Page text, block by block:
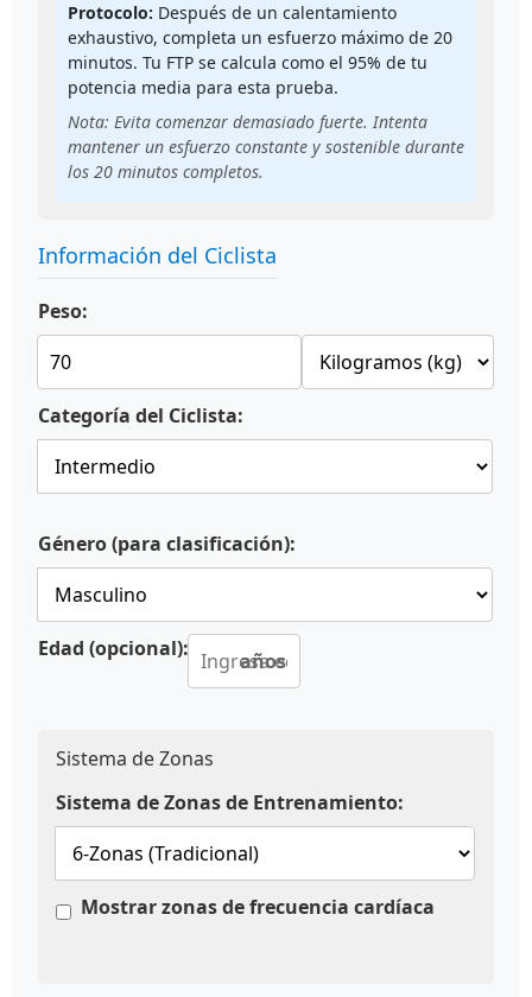
Protocolo: Después de un calentamiento
exhaustivo, completa un esfuerzo máximo de 20
minutos. Tu FTP se calcula como el 95% de tu
potencia media para esta prueba.
Nota: Evita comenzar demasiado fuerte. Intenta
mantener un esfuerzo constante y sostenible durante
los 20 minutos completos.
Información del Ciclista
Peso:
Categoría del Ciclista:
Género (para clasificación):
Edad (opcional): años
Sistema de Zonas
Sistema de Zonas de Entrenamiento:
Mostrar zonas de frecuencia cardíaca